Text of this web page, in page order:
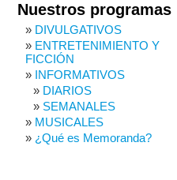
Nuestros programas
DIVULGATIVOS
ENTRETENIMIENTO Y
FICCIÓN
INFORMATIVOS
DIARIOS
SEMANALES
MUSICALES
¿Qué es Memoranda?